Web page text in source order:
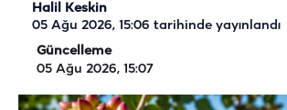
Halil Keskin
05 Ağu 2026, 15:06 tarihinde yayınlandı
Güncelleme
05 Ağu 2026, 15:07